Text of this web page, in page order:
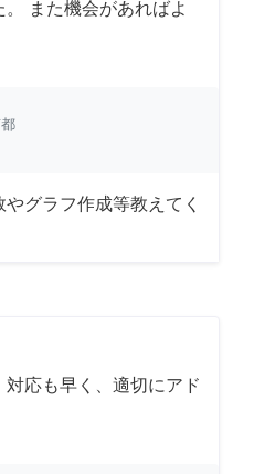
また機会があればよ
グラフ作成等教えてく
応も早く、適切にアド